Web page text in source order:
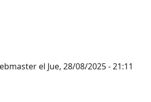
el Jue, 28/08/2025 - 21:11